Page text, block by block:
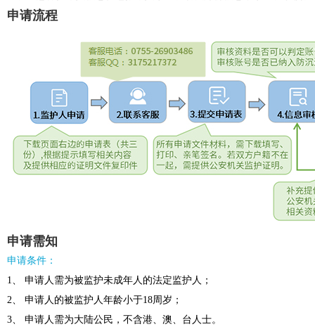
申请流程
申请需知
申请条件：
1、 申请人需为被监护未成年人的法定监护人；
2、 申请人的被监护人年龄小于18周岁；
3、 申请人需为大陆公民，不含港、澳、台人士。